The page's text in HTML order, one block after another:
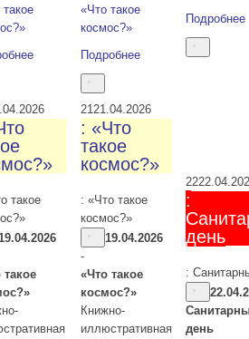
«Что такое
космос?»
Подробнее
Подробнее
такое
такое
2121.04.2026
: «Что
такое
космос?»
: «Что такое
космос?»
19.04.2026
-
«Что такое
космос?»
Книжно-
иллюстративная
22
:
день
:
день